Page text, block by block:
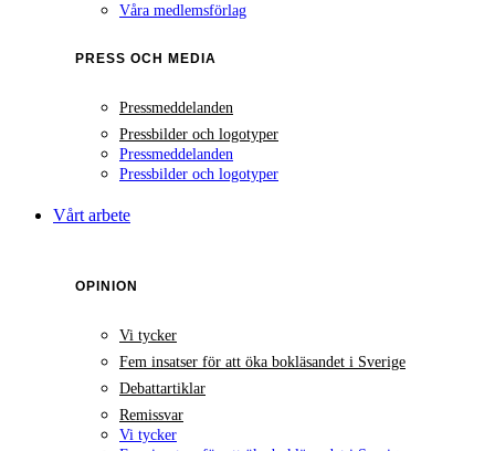
Våra medlemsförlag
PRESS OCH MEDIA
Pressmeddelanden
Pressbilder och logotyper
Pressmeddelanden
Pressbilder och logotyper
Vårt arbete
OPINION
Vi tycker
Fem insatser för att öka bokläsandet i Sverige
Debattartiklar
Remissvar
Vi tycker